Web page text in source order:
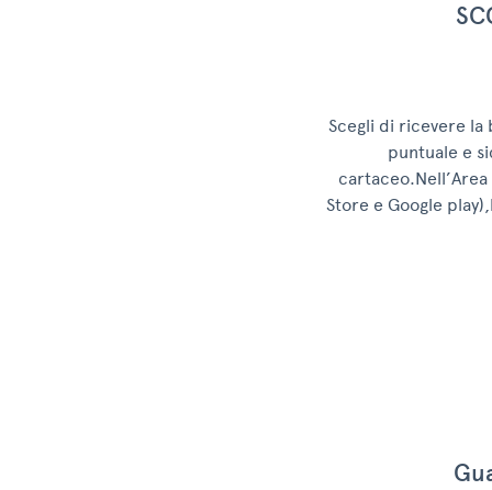
Scegli di ricevere la
puntuale e
Store e Google